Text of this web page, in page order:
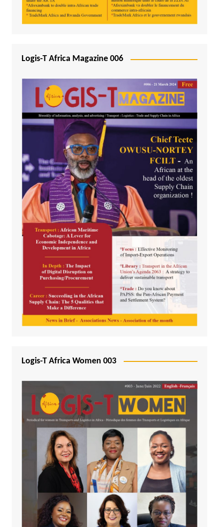
Logis-T Africa Magazine 006
Logis-T Africa Women 003